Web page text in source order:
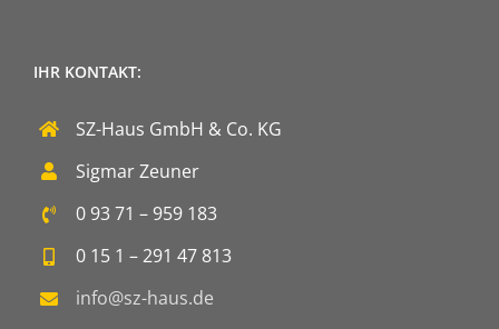
IHR KONTAKT:
SZ-Haus GmbH & Co. KG
Sigmar Zeuner
0 93 71 – 959 183
0 15 1 – 291 47 813
info@sz-haus.de